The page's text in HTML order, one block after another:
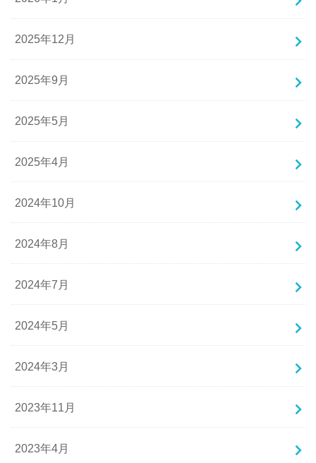
2025年12月
2025年9月
2025年5月
2025年4月
2024年10月
2024年8月
2024年7月
2024年5月
2024年3月
2023年11月
2023年4月